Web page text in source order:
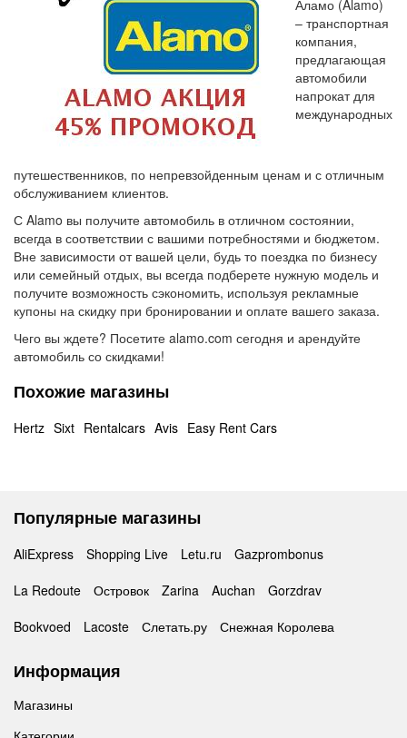
Аламо (Alamo)
– транспортная
компания,
предлагающая
автомобили
напрокат для
международных
путешественников, по непревзойденным ценам и с отличным
обслуживанием клиентов.
С Alamo вы получите автомобиль в отличном состоянии,
всегда в соответствии с вашими потребностями и бюджетом.
Вне зависимости от вашей цели, будь то поездка по бизнесу
или семейный отдых, вы всегда подберете нужную модель и
получите возможность сэкономить, используя рекламные
купоны на скидку при бронировании и оплате вашего заказа.
Чего вы ждете? Посетите alamo.com сегодня и арендуйте
автомобиль со скидками!
Похожие магазины
Hertz Sixt Rentalcars Avis Easy Rent Cars
Популярные магазины
AliExpress Shopping Live Letu.ru
Gazprombonus
La Redoute
Островок Zarina Auchan
Gorzdrav
Bookvoed
Lacoste Слетать.ру Снежная Королева
Информация
Магазины